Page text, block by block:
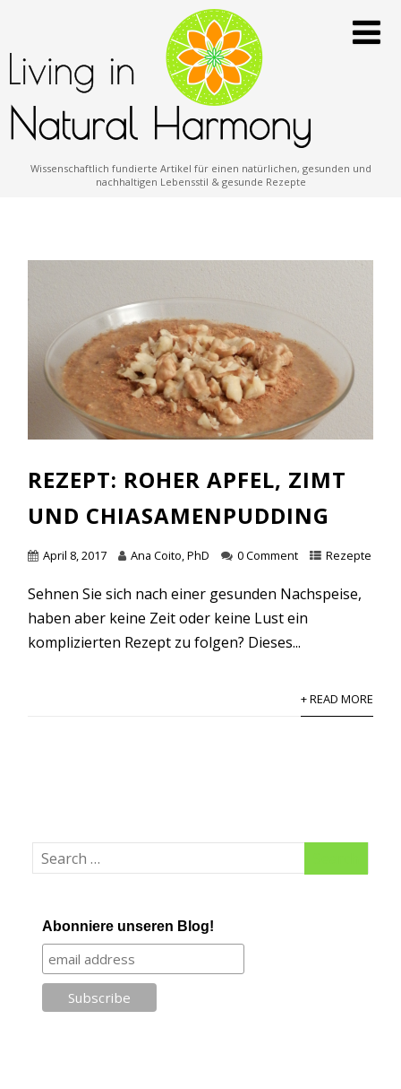
Wissenschaftlich fundierte Artikel für einen natürlichen, gesunden und
nachhaltigen Lebensstil & gesunde Rezepte
REZEPT: ROHER APFEL, ZIMT
UND CHIASAMENPUDDING
April 8, 2017 Ana Coito, PhD 0 Comment Rezepte
Sehnen Sie sich nach einer gesunden Nachspeise,
haben aber keine Zeit oder keine Lust ein
komplizierten Rezept zu folgen? Dieses...
+ READ MORE
Abonniere unseren Blog!